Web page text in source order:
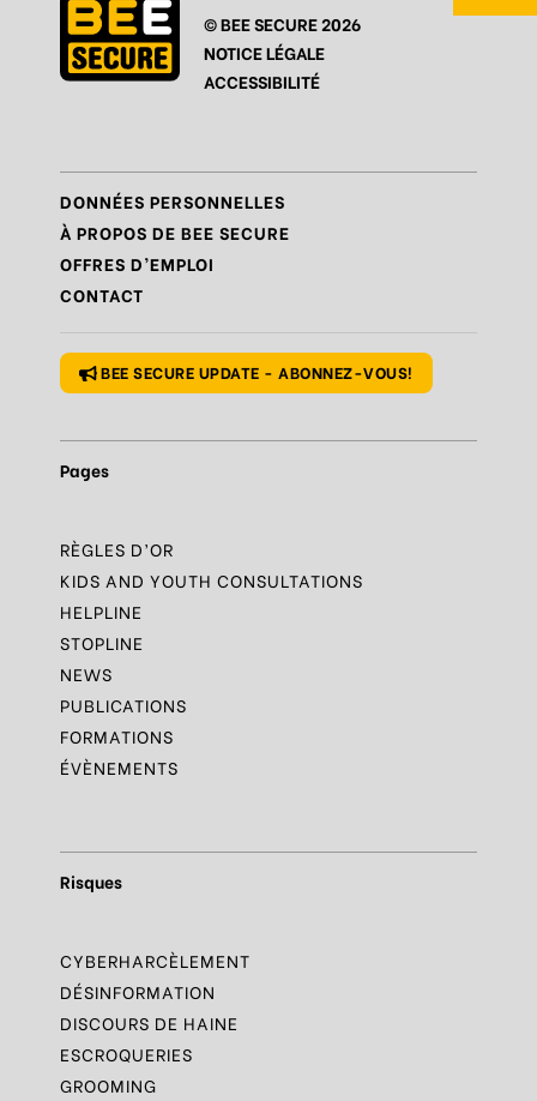
RègleN°5 – Se protéger du piratage
RègleN°6 – Remettre en question ce que l’on voit
RègleN°8 – Protéger sa vie privée
Règle N°9 – Savoir s’accorder une pause
RègleN°10 – Des questions ? Parles-en
© BEE SECURE 2026
NOTICE LÉGALE
ACCESSIBILITÉ
DONNÉES PERSONNELLES
À PROPOS DE BEE SECURE
OFFRES D’EMPLOI
CONTACT
BEE SECURE UPDATE - ABONNEZ-VOUS!
Pages
RÈGLES D’OR
KIDS AND YOUTH CONSULTATIONS
HELPLINE
STOPLINE
NEWS
PUBLICATIONS
FORMATIONS
ÉVÈNEMENTS
Risques
CYBERHARCÈLEMENT
DÉSINFORMATION
DISCOURS DE HAINE
ESCROQUERIES
GROOMING